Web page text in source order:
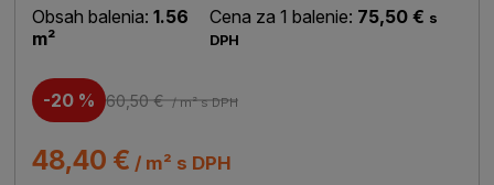
Obsah balenia: 1.56
m²
Cena za 1 balenie: 75,50 € s
DPH
-20 % 60,50 €/ m²s DPH
48,40 € / m² s DPH